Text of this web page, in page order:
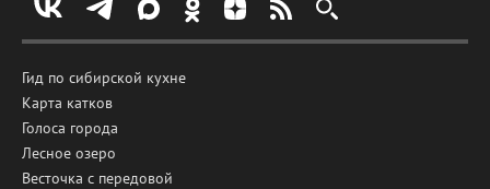
Гид по сибирской кухне
Карта катков
Голоса города
Лесное озеро
Весточка с передовой